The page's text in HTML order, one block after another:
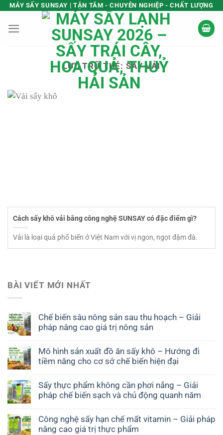
Bỏ
nội
MÁY SẤY SUNSAY | TẬN TÂM - CHUYÊN NGHIỆP - CHẤT LƯỢNG
LƯU TRỮ THẺ:SẤY VẢI
Cách sấy khô vải bằng công nghệ SUNSAY có đặc điểm gì?
Vải là loại quả phổ biến ở Việt Nam với vị ngon, ngọt đậm đà.
BÀI VIẾT MỚI NHẤT
Chế biến sâu nông sản sau thu hoạch – Giải
pháp nâng cao giá trị nông sản
Mô hình sản xuất đồ ăn sấy khô – Hướng đi
tiềm năng cho cơ sở chế biến hiện đại
Sấy thực phẩm không cần phơi nắng – Giải
pháp chế biến sạch và chủ động quanh năm
Công nghệ sấy hạn chế mất vitamin – Giải pháp
nâng cao giá trị thực phẩm